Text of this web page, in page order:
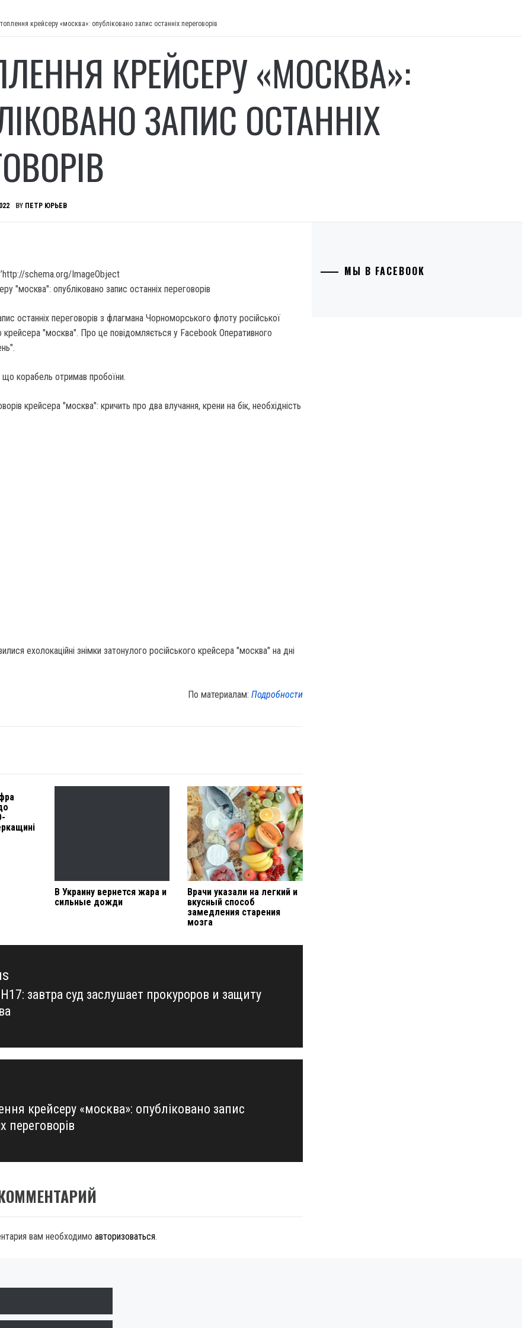
крейсеру «москва»: опубліковано запис останніх переговорів
КРЕЙСЕРУ «МОСКВА»:
ЗАПИС ОСТАННІХ
BY ПЕТР ЮРЬЕВ
schema.org/ImageObject
останніх переговорів з флагмана Чорноморського флоту російської
крейсера "москва". Про це повідомляється у Facebook Оперативного
що корабель отримав пробоїни.
крейсера "москва": кричить про два влучання, крени на бік, необхідність
ехолокаційні знімки затонулого російського крейсера "москва" на дні
По материалам:Подробности
В Украину вернется жара и
сильные дожди
Врачи указали на легкий и
вкусный способ
замедления старения
мозга
завтра суд заслушает прокуроров и защиту
крейсеру «москва»: опубліковано запис
переговорів
вам необходимо авторизоваться.
МЫ В FACEBOOK